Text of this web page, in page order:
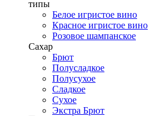
типы
Белое игристое вино
Красное игристое вино
Розовое шампанское
Сахар
Брют
Полусладкое
Полусухое
Сладкое
Сухое
Экстра Брют